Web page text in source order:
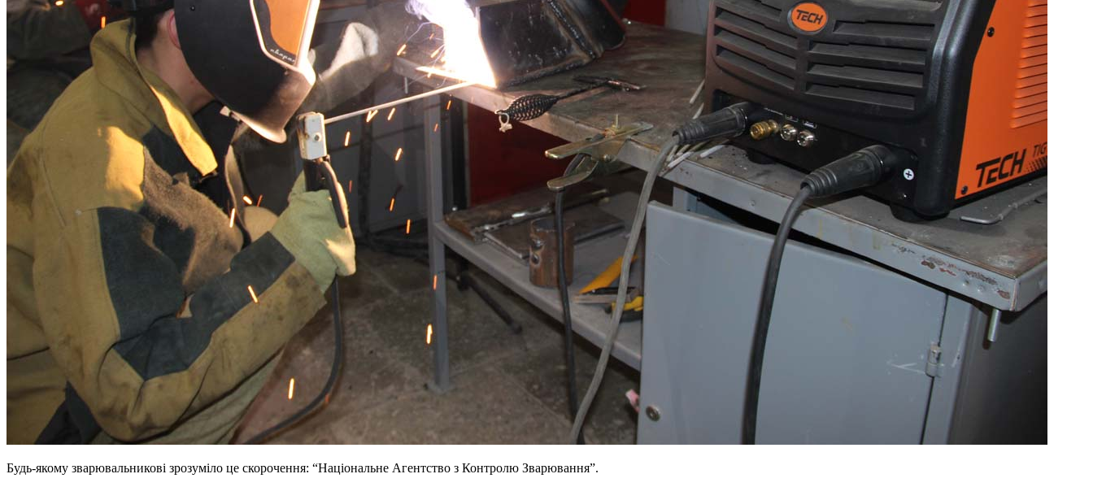
Будь-якому зварювальникові зрозуміло це скорочення: “Національне Агентство з Контролю Зварювання”.